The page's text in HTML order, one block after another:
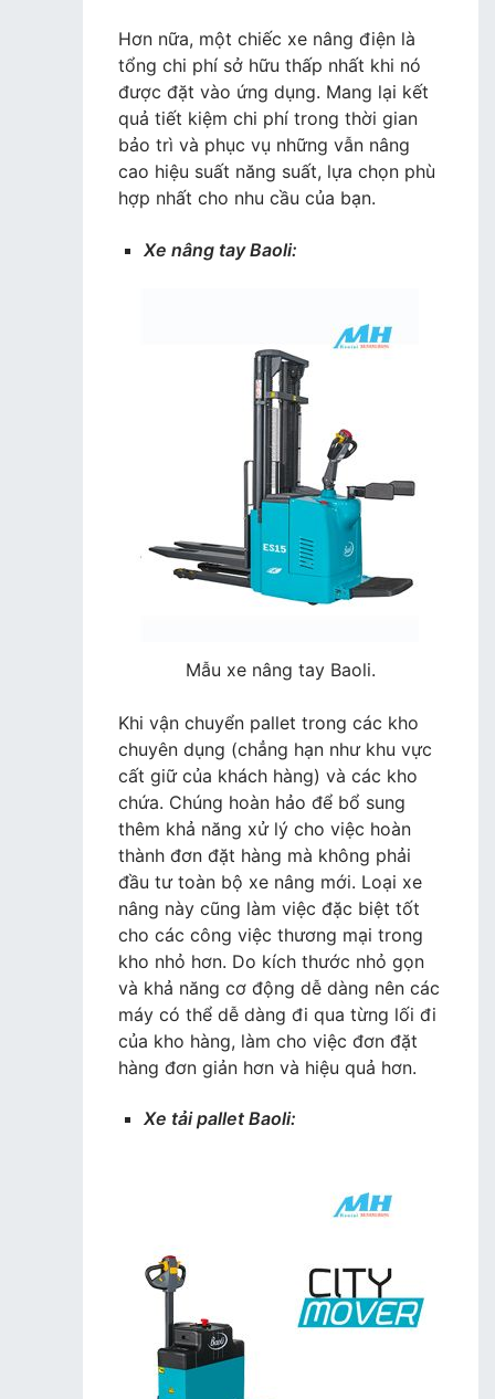
Hơn nữa, một chiếc xe nâng điện là
tổng chi phí sở hữu thấp nhất khi nó
được đặt vào ứng dụng. Mang lại kết
quả tiết kiệm chi phí trong thời gian
bảo trì và phục vụ những vẫn nâng
cao hiệu suất năng suất, lựa chọn phù
hợp nhất cho nhu cầu của bạn.
Xe nâng tay Baoli:
Mẫu xe nâng tay Baoli.
Khi vận chuyển pallet trong các kho
chuyên dụng (chẳng hạn như khu vực
cất giữ của khách hàng) và các kho
chứa. Chúng hoàn hảo để bổ sung
thêm khả năng xử lý cho việc hoàn
thành đơn đặt hàng mà không phải
đầu tư toàn bộ xe nâng mới. Loại xe
nâng này cũng làm việc đặc biệt tốt
cho các công việc thương mại trong
kho nhỏ hơn. Do kích thước nhỏ gọn
và khả năng cơ động dễ dàng nên các
máy có thể dễ dàng đi qua từng lối đi
của kho hàng, làm cho việc đơn đặt
hàng đơn giản hơn và hiệu quả hơn.
Xe tải pallet Baoli: